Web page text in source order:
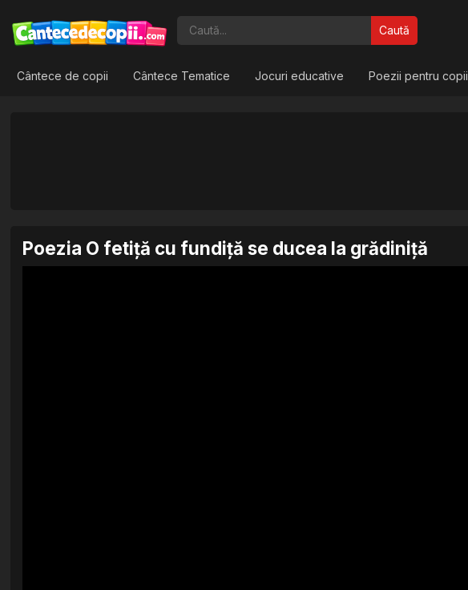
Caută
Cântece de copii Cântece Tematice Jocuri educative Poezii pentru copii
Poezia O fetiță cu fundiță se ducea la grădiniță